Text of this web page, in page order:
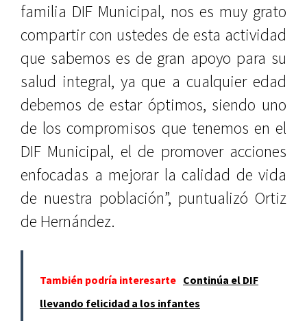
familia DIF Municipal, nos es muy grato
compartir con ustedes de esta actividad
que sabemos es de gran apoyo para su
salud integral, ya que a cualquier edad
debemos de estar óptimos, siendo uno
de los compromisos que tenemos en el
DIF Municipal, el de promover acciones
enfocadas a mejorar la calidad de vida
de nuestra población”, puntualizó Ortiz
de Hernández.
También podría interesarte Continúa el DIF
llevando felicidad a los infantes